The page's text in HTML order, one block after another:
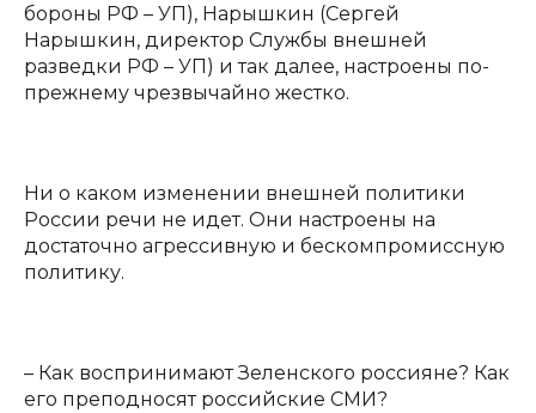
бороны РФ – УП), Нарышкин (Сергей
Нарышкин, директор Службы внешней
разведки РФ – УП) и так далее, настроены по-
прежнему чрезвычайно жестко.
Ни о каком изменении внешней политики
России речи не идет. Они настроены на
достаточно агрессивную и бескомпромиссную
политику.
– Как воспринимают Зеленского россияне? Как
его преподносят российские СМИ?